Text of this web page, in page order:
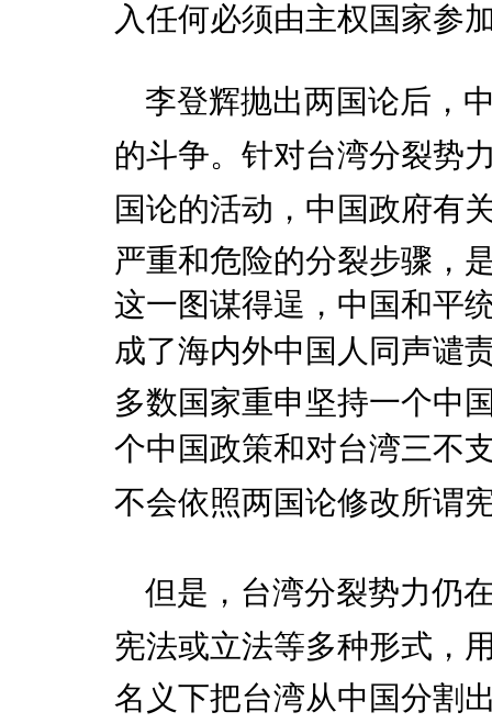
入任何必须由主权国家参
李登辉抛出两国论后，
的斗争。针对台湾分裂势力
国论的活动，中国政府有
严重和危险的分裂步骤，
这一图谋得逞，中国和平
成了海内外中国人同声谴
多数国家重申坚持一个中
个中国政策和对台湾三不
不会依照两国论修改所谓宪
但是，台湾分裂势力仍在
宪法或立法等多种形式，
名义下把台湾从中国分割